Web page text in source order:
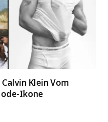
Klein Vom
Ikone